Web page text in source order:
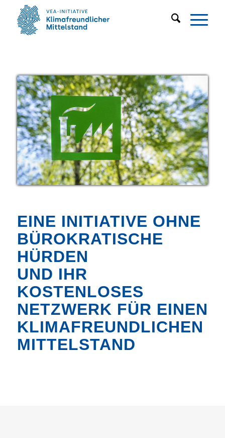
EINE INITIATIVE OHNE
BÜROKRATISCHE
HÜRDEN
UND IHR
KOSTENLOSES
NETZWERK FÜR EINEN
KLIMAFREUNDLICHEN
MITTELSTAND